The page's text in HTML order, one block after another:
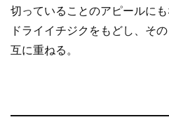
切っていることのアピールに
ドライイチジクをもどし、そ
互に重ねる。